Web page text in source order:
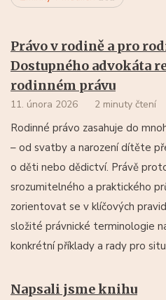
Právo v rodině a pro
Dostupného advokáta
rodinném právu
11. února 2026 2 minuty čtení
Rodinné právo zasahuje do
– od svatby a narození dítěte
o děti nebo dědictví. Právě
srozumitelného a praktického
zorientovat se v klíčových
složité právnické terminologie
konkrétní příklady a rady pro
Napsali jsme knihu